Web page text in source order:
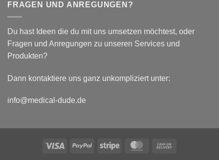
FRAGEN UND ANREGUNGEN?
Du hast Ideen die du mit uns umsetzen möchtest, oder
Fragen und Anregungen zu unseren Services und
Produkten?
Dann kontaktiere uns ganz unkompliziert unter:
info@medical-dude.de
Visa PayPal Stripe MasterCard